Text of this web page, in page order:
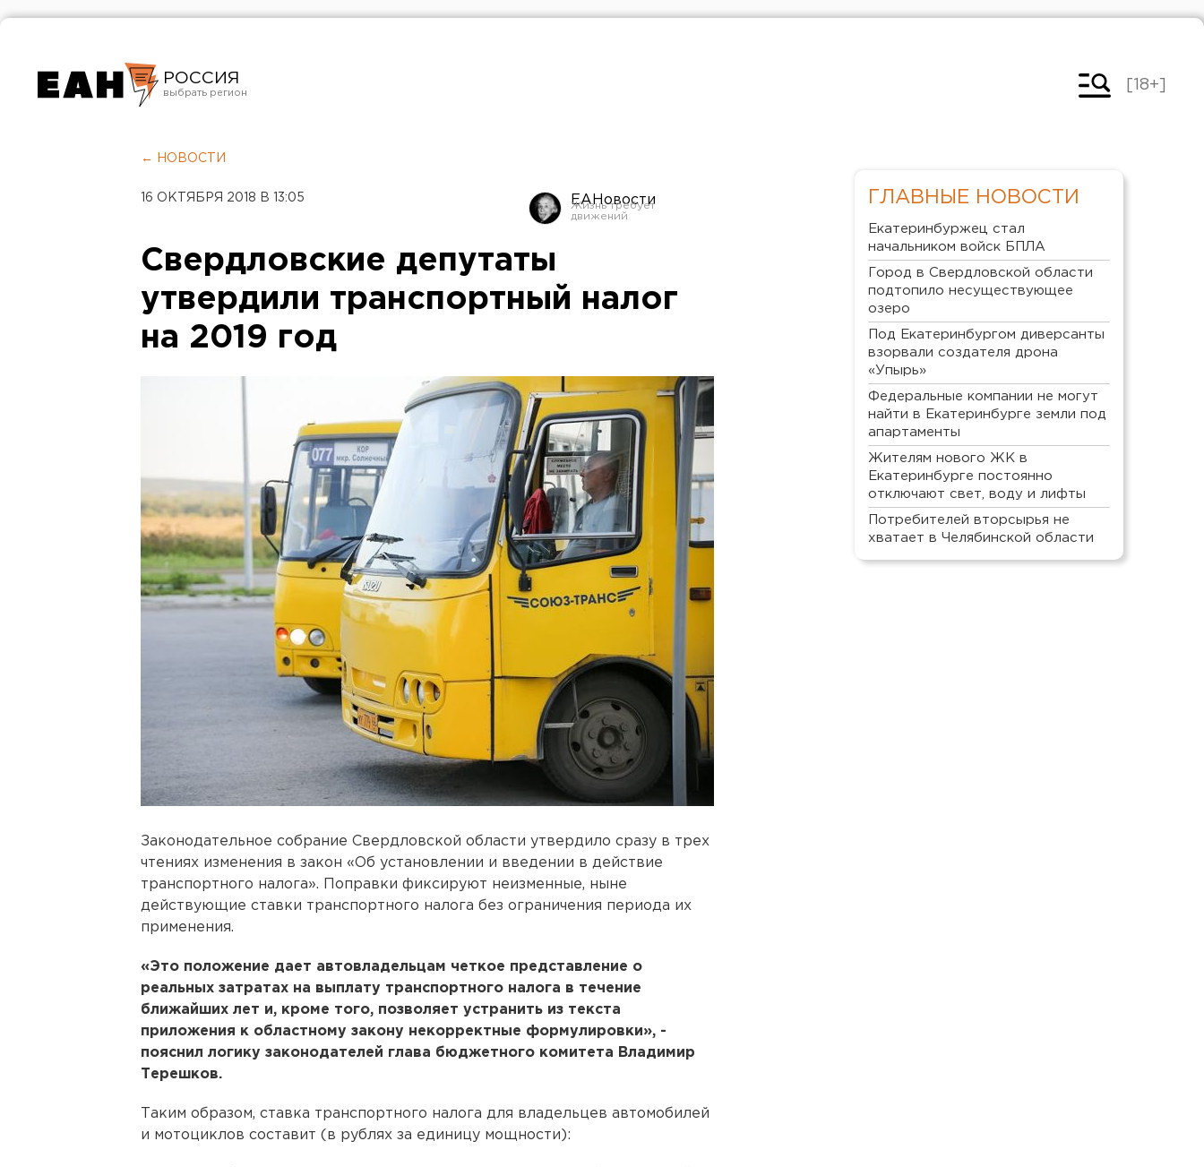
РОССИЯ
Челябинск
[18+]
← НОВОСТИ
16 ОКТЯБРЯ 2018 В 13:05 ЕАНовости
Свердловские депутаты
утвердили транспортный налог
на 2019 год
Законодательное собрание Свердловской области утвердило сразу в трех
чтениях изменения в закон «Об установлении и введении в действие
транспортного налога». Поправки фиксируют неизменные, ныне
действующие ставки транспортного налога без ограничения периода их
применения.
«Это положение дает автовладельцам четкое представление о
реальных затратах на выплату транспортного налога в течение
ближайших лет и, кроме того, позволяет устранить из текста
приложения к областному закону некорректные формулировки», -
пояснил логику законодателей глава бюджетного комитета Владимир
Терешков.
Таким образом, ставка транспортного налога для владельцев автомобилей
и мотоциклов составит (в рублях за единицу мощности):
ГЛАВНЫЕ НОВОСТИ
Екатеринбуржец стал
начальником войск БПЛА
Город в Свердловской области
подтопило несуществующее
озеро
Под Екатеринбургом диверсанты
взорвали создателя дрона
«Упырь»
Федеральные компании не могут
найти в Екатеринбурге земли под
апартаменты
Жителям нового ЖК в
Екатеринбурге постоянно
отключают свет, воду и лифты
Потребителей вторсырья не
хватает в Челябинской области